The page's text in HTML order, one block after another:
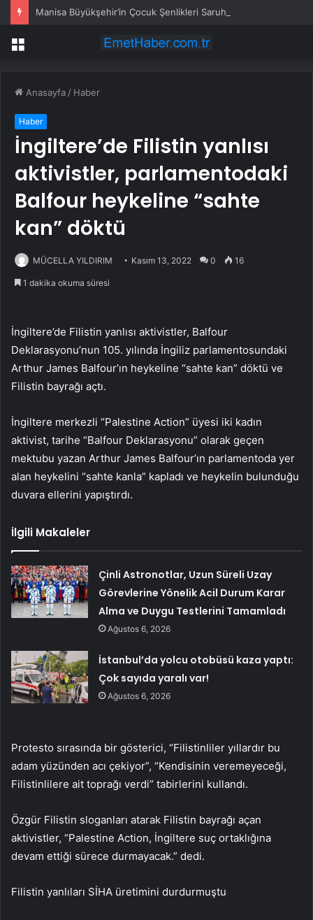
Menü
Anasayfa / Haber
Haber
İngiltere’de Filistin yanlısı
aktivistler, parlamentodaki
Balfour heykeline “sahte
kan” döktü
MÜCELLA YILDIRIM Kasım 13, 2022 0 16
1 dakika okuma süresi
İngiltere’de Filistin yanlısı aktivistler, Balfour
Deklarasyonu’nun 105. yılında İngiliz parlamentosundaki
Arthur James Balfour’ın heykeline “sahte kan” döktü ve
Filistin bayrağı açtı.
İngiltere merkezli “Palestine Action” üyesi iki kadın
aktivist, tarihe “Balfour Deklarasyonu” olarak geçen
mektubu yazan Arthur James Balfour’ın parlamentoda yer
alan heykelini “sahte kanla” kapladı ve heykelin bulunduğu
duvara ellerini yapıştırdı.
İlgili Makaleler
Çinli Astronotlar, Uzun Süreli Uzay
Görevlerine Yönelik Acil Durum Karar
Alma ve Duygu Testlerini Tamamladı
Ağustos 6, 2026
İstanbul’da yolcu otobüsü kaza yaptı:
Çok sayıda yaralı var!
Ağustos 6, 2026
Protesto sırasında bir gösterici, “Filistinliler yıllardır bu
adam yüzünden acı çekiyor”, “Kendisinin veremeyeceği,
Filistinlilere ait toprağı verdi” tabirlerini kullandı.
Özgür Filistin sloganları atarak Filistin bayrağı açan
aktivistler, “Palestine Action, İngiltere suç ortaklığına
devam ettiği sürece durmayacak.” dedi.
Filistin yanlıları SİHA üretimini durdurmuştu